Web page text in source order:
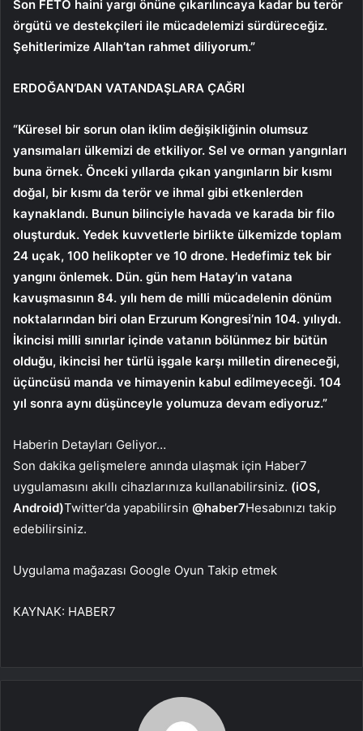
Son FETÖ haini yargı önüne çıkarılıncaya kadar bu terör
örgütü ve destekçileri ile mücadelemizi sürdüreceğiz.
Şehitlerimize Allah’tan rahmet diliyorum.”
ERDOĞAN’DAN VATANDAŞLARA ÇAĞRI
“Küresel bir sorun olan iklim değişikliğinin olumsuz
yansımaları ülkemizi de etkiliyor. Sel ve orman yangınları
buna örnek. Önceki yıllarda çıkan yangınların bir kısmı
doğal, bir kısmı da terör ve ihmal gibi etkenlerden
kaynaklandı. Bunun bilinciyle havada ve karada bir filo
oluşturduk. Yedek kuvvetlerle birlikte ülkemizde toplam
24 uçak, 100 helikopter ve 10 drone. Hedefimiz tek bir
yangını önlemek. Dün. gün hem Hatay’ın vatana
kavuşmasının 84. yılı hem de milli mücadelenin dönüm
noktalarından biri olan Erzurum Kongresi’nin 104. yılıydı.
İkincisi milli sınırlar içinde vatanın bölünmez bir bütün
olduğu, ikincisi her türlü işgale karşı milletin direneceği,
üçüncüsü manda ve himayenin kabul edilmeyeceği. 104
yıl sonra aynı düşünceyle yolumuza devam ediyoruz.”
Haberin Detayları Geliyor…
Son dakika gelişmelere anında ulaşmak için Haber7
uygulamasını akıllı cihazlarınıza kullanabilirsiniz. (iOS,
Android)Twitter’da yapabilirsin @haber7Hesabınızı takip
edebilirsiniz.
Uygulama mağazası Google Oyun Takip etmek
KAYNAK: HABER7